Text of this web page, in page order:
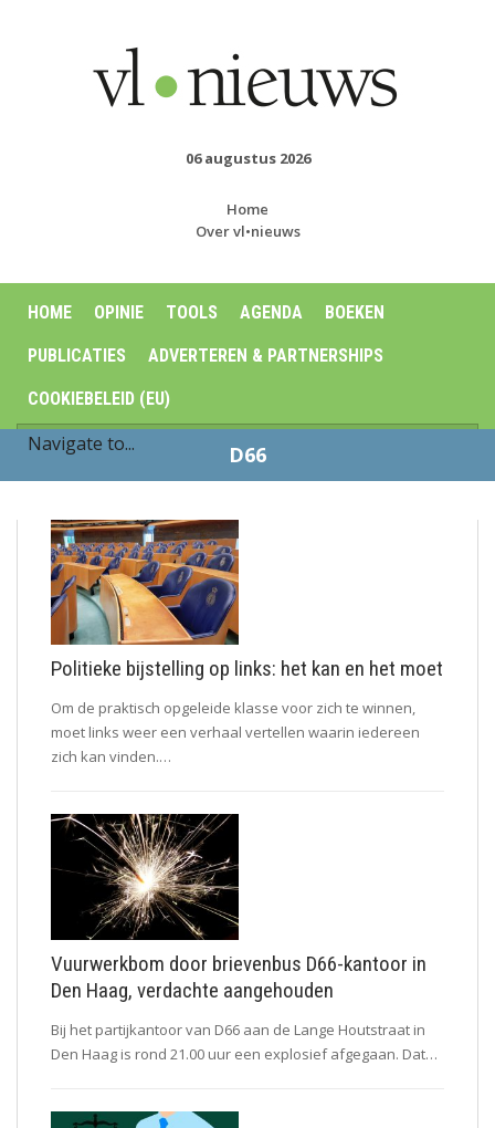
06 augustus 2026
Home
Over vl•nieuws
HOME OPINIE TOOLS AGENDA BOEKEN
PUBLICATIES ADVERTEREN & PARTNERSHIPS
COOKIEBELEID (EU)
D66
Politieke bijstelling op links: het kan en het moet
Om de praktisch opgeleide klasse voor zich te winnen,
moet links weer een verhaal vertellen waarin iedereen
zich kan vinden.…
Vuurwerkbom door brievenbus D66-kantoor in
Den Haag, verdachte aangehouden
Bij het partijkantoor van D66 aan de Lange Houtstraat in
Den Haag is rond 21.00 uur een explosief afgegaan. Dat…